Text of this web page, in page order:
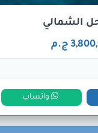
الشمالي
ج.م
واتساب